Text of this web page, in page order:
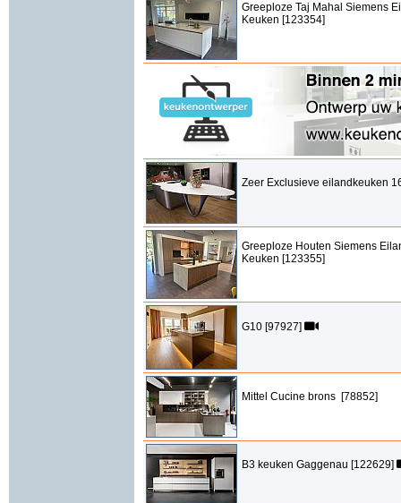
Greeploze Taj Mahal Siemens
Keuken [123354]
Zeer Exclusieve eilandkeuken
Greeploze Houten Siemens
Keuken [123355]
G10 [97927]
Mittel Cucine brons [78852]
B3 keuken Gaggenau [122629]